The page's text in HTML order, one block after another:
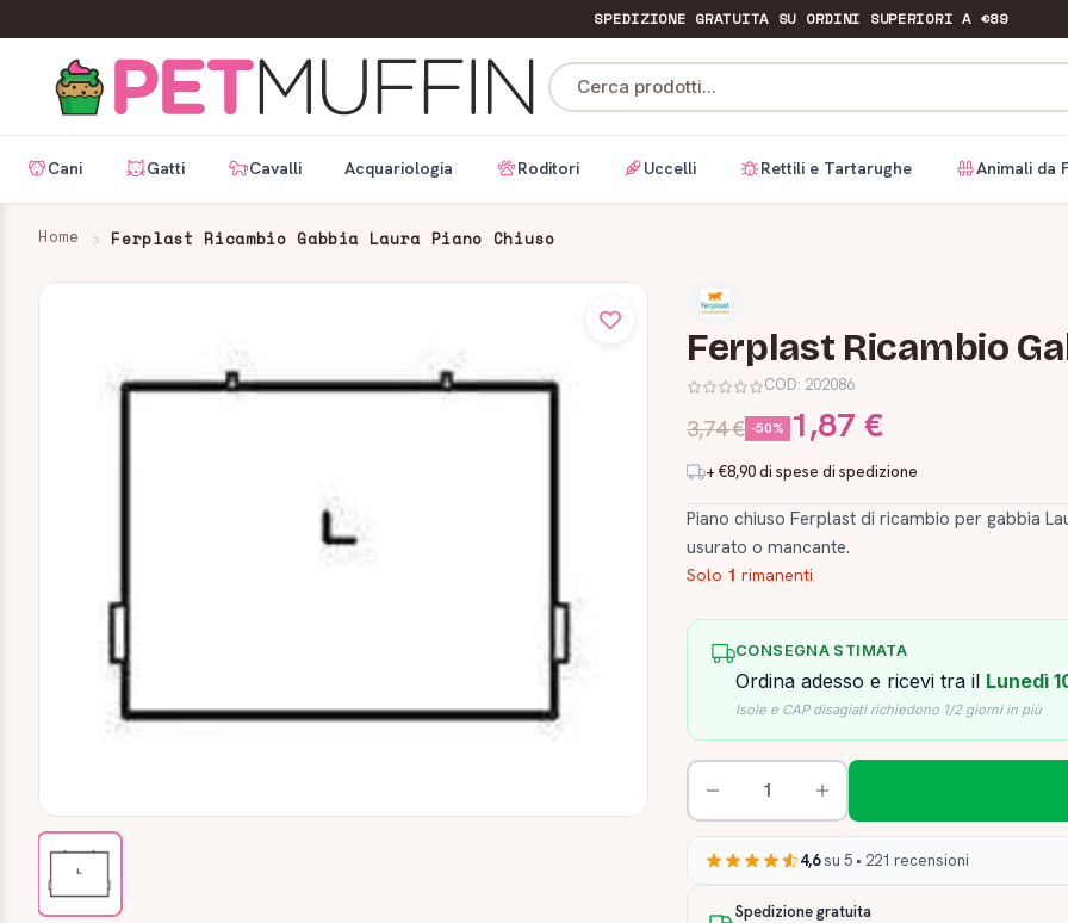
SPEDIZIONE GRATUITASU ORDINI SUPERIORI A €89
Cerca prodotti...
Cani Gatti Cavalli Acquariologia Roditori Uccelli Rettili e Tartarughe Animali da
Home Ferplast Ricambio Gabbia Laura Piano Chiuso
Ferplast Ricambio
COD: 202086
3,74 € -50% 1,87 €
+ €8,90 di spese di spedizione
Piano chiuso Ferplast di ricambio per gabbia
usurato o mancante.
Solo 1 rimanenti
CONSEGNA STIMATA
Ordina adesso e ricevi tra il Lunedì
Isole e CAP disagiati richiedono 1/2 giorni in più
4,6su 5 • 221 recensioni
Spedizione gratuita